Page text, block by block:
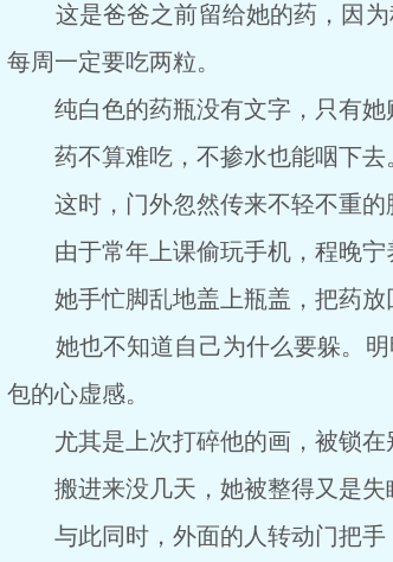
这是爸爸之前留给她的药，因为
每周一定要吃两粒。
纯白色的药瓶没有文字，只有她
药不算难吃，不掺水也能咽下去
这时，门外忽然传来不轻不重的
由于常年上课偷玩手机，程晚宁
她手忙脚乱地盖上瓶盖，把药放
她也不知道自己为什么要躲。明
包的心虚感。
尤其是上次打碎他的画，被锁在
搬进来没几天，她被整得又是失
与此同时，外面的人转动门把手